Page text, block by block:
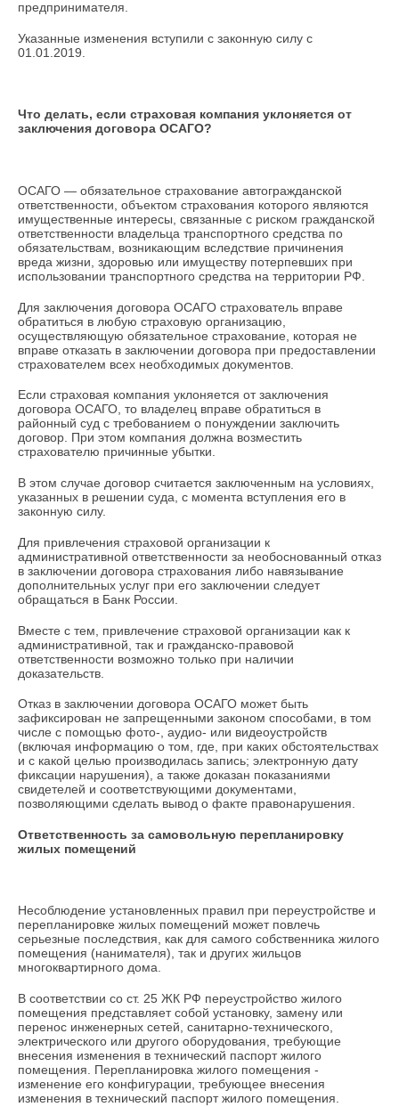
предпринимателя.
Указанные изменения вступили с законную силу с
01.01.2019.
Что делать, если страховая компания уклоняется от
заключения договора ОСАГО?
ОСАГО — обязательное страхование автогражданской
ответственности, объектом страхования которого являются
имущественные интересы, связанные с риском гражданской
ответственности владельца транспортного средства по
обязательствам, возникающим вследствие причинения
вреда жизни, здоровью или имуществу потерпевших при
использовании транспортного средства на территории РФ.
Для заключения договора ОСАГО страхователь вправе
обратиться в любую страховую организацию,
осуществляющую обязательное страхование, которая не
вправе отказать в заключении договора при предоставлении
страхователем всех необходимых документов.
Если страховая компания уклоняется от заключения
договора ОСАГО, то владелец вправе обратиться в
районный суд с требованием о понуждении заключить
договор. При этом компания должна возместить
страхователю причинные убытки.
В этом случае договор считается заключенным на условиях,
указанных в решении суда, с момента вступления его в
законную силу.
Для привлечения страховой организации к
административной ответственности за необоснованный отказ
в заключении договора страхования либо навязывание
дополнительных услуг при его заключении следует
обращаться в Банк России.
Вместе с тем, привлечение страховой организации как к
административной, так и гражданско-правовой
ответственности возможно только при наличии
доказательств.
Отказ в заключении договора ОСАГО может быть
зафиксирован не запрещенными законом способами, в том
числе с помощью фото-, аудио- или видеоустройств
(включая информацию о том, где, при каких обстоятельствах
и с какой целью производилась запись; электронную дату
фиксации нарушения), а также доказан показаниями
свидетелей и соответствующими документами,
позволяющими сделать вывод о факте правонарушения.
Ответственность за самовольную перепланировку
жилых помещений
Несоблюдение установленных правил при переустройстве и
перепланировке жилых помещений может повлечь
серьезные последствия, как для самого собственника жилого
помещения (нанимателя), так и других жильцов
многоквартирного дома.
В соответствии со ст. 25 ЖК РФ переустройство жилого
помещения представляет собой установку, замену или
перенос инженерных сетей, санитарно-технического,
электрического или другого оборудования, требующие
внесения изменения в технический паспорт жилого
помещения. Перепланировка жилого помещения -
изменение его конфигурации, требующее внесения
изменения в технический паспорт жилого помещения.